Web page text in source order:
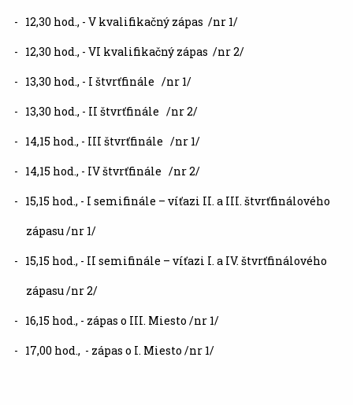
- 12,30 hod., - V kvalifikačný zápas /nr 1/
- 12,30 hod., - VI kvalifikačný zápas /nr 2/
- 13,30 hod., - I štvrťfinále /nr 1/
- 13,30 hod., - II štvrťfinále /nr 2/
- 14,15 hod., - III štvrťfinále /nr 1/
- 14,15 hod., - IV štvrťfinále /nr 2/
- 15,15 hod., - I semifinále – víťazi II. a III. štvrťfinálového
zápasu /nr 1/
- 15,15 hod., - II semifinále – víťazi I. a IV. štvrťfinálového
zápasu /nr 2/
- 16,15 hod., - zápas o III. Miesto /nr 1/
- 17,00 hod., - zápas o I. Miesto /nr 1/